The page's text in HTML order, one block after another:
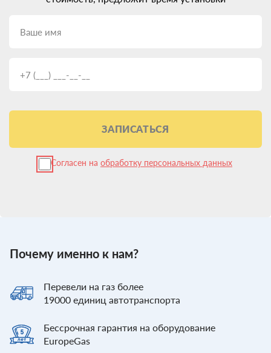
ЗАПИСАТЬСЯ
Согласен на обработку персональных данных
Почему именно к нам?
Перевели на газ более
19000 единиц автотранспорта
Бессрочная гарантия на оборудование
EuropeGas